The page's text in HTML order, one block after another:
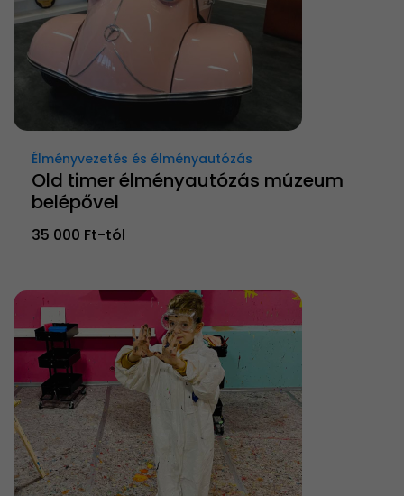
Élményvezetés és élményautózás
Old timer élményautózás múzeum
belépővel
35 000 Ft-tól